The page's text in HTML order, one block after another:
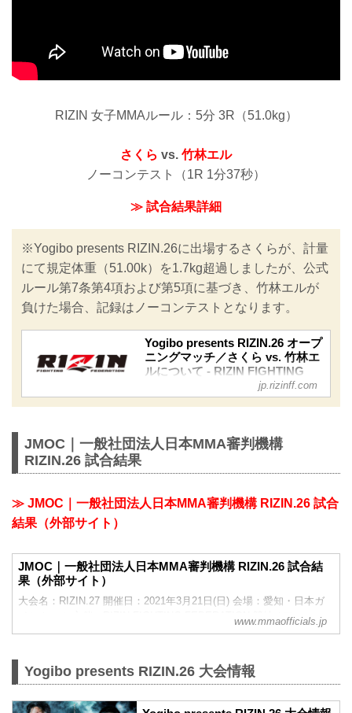
RIZIN 女子MMAルール：5分 3R（51.0kg）
さくら vs. 竹林エル
ノーコンテスト（1R 1分37秒）
≫ 試合結果詳細
※Yogibo presents RIZIN.26に出場するさくらが、計量
にて規定体重（51.00k）を1.7kg超過しましたが、公式
ルール第7条第4項および第5項に基づき、竹林エルが
負けた場合、記録はノーコンテストとなります。
Yogibo presents RIZIN.26 オープ
ニングマッチ／さくら vs. 竹林エ
ルについて - RIZIN FIGHTING
FEDERATION オフィシャルサイ
ト
presents RIZIN.26に出場するさくら
が、本日の計量にて規定体重
き、次のとおり条件付きにて試合を実
施いたします。
ます。
試合実施の条件
げるとおり裁定される。
（1）竹林エルが勝った場合、その結果
jp.rizinff.com
JMOC｜一般社団法人日本MMA審判機構
RIZIN.26 試合結果
≫ JMOC｜一般社団法人日本MMA審判機構 RIZIN.26 試合
結果（外部サイト）
JMOC｜一般社団法人日本MMA審判機構 RIZIN.26 試合結
果（外部サイト）
大会名：RIZIN.27 開催日：2021年3月21日(日) 会場：愛知・日本ガ
イシホール 主催：RIZIN FIGHTING FEDERATION 競技オフィ...
www.mmaofficials.jp
Yogibo presents RIZIN.26 大会情報